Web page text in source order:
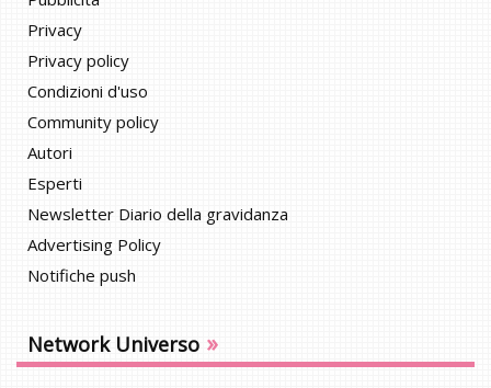
Privacy
Privacy policy
Condizioni d'uso
Community policy
Autori
Esperti
Newsletter Diario della gravidanza
Advertising Policy
Notifiche push
Network Universo »